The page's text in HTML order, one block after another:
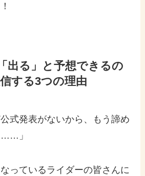
出る」と予想できるの
する3つの理由
公式発表がないから、もう諦め
……」
っているライダーの皆さんに